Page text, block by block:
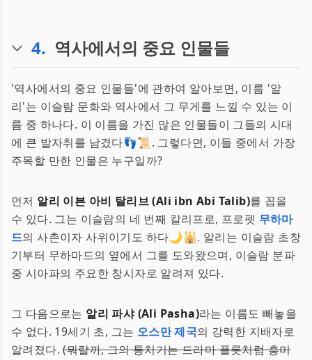
4. 역사에서의 중요 인물들
'역사에서의 중요 인물들'에 관하여 알아보면, 이름 '알
리'는 이슬람 문화와 역사에서 그 무게를 느낄 수 있는 이
름 중 하나다. 이 이름을 가진 많은 인물들이 그들의 시대
에 큰 발자취를 남겼다👣📜. 그렇다면, 이들 중에서 가장
주목할 만한 인물은 누구일까?
먼저 알리 이븐 아비 탈리브 (Ali ibn Abi Talib)를 꼽을
수 있다. 그는 이슬람의 네 번째 칼리프로, 프로펫 무하마
드의 사촌이자 사위이기도 하다🌙🕌. 알리는 이슬람 초창
기부터 무하마드의 옆에서 그를 도와왔으며, 이슬람 분파
중 시아파의 주요한 창시자로 알려져 있다.
그 다음으로는 알리 파샤 (Ali Pasha)라는 이름도 빼놓을
수 없다. 19세기 초, 그는 오스만 제국의 강력한 지배자로
알려졌다.(뭐랄까, 그의 통치기는 드라마 플롯처럼 흥미